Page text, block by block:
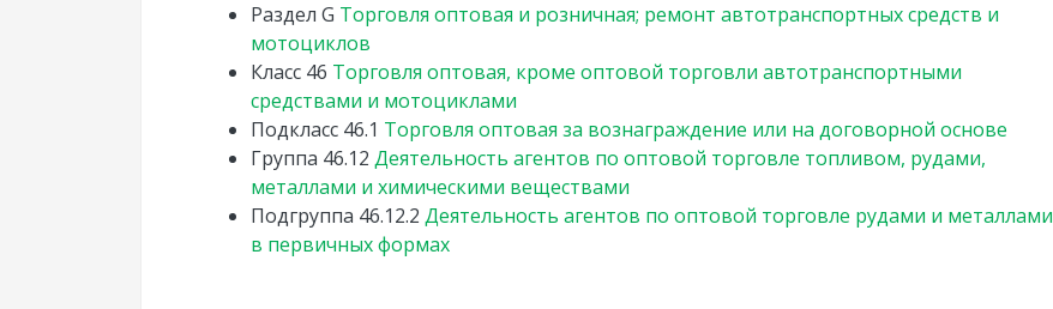
Раздел G Торговля оптовая и розничная; ремонт автотранспортных средств и
мотоциклов
Класс 46 Торговля оптовая, кроме оптовой торговли автотранспортными
средствами и мотоциклами
Подкласс 46.1 Торговля оптовая за вознаграждение или на договорной основе
Группа 46.12 Деятельность агентов по оптовой торговле топливом, рудами,
металлами и химическими веществами
Подгруппа 46.12.2 Деятельность агентов по оптовой торговле рудами и металлами
в первичных формах